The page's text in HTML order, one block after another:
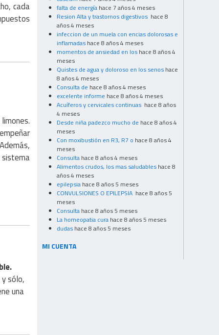
cada
sólo,
una
falta de energía hace 7 años 4 meses
Resion Alta y trastornos digestivos hace 8
años 4 meses
infeccion de un muela con encias dolorosas e
inflamadas hace 8 años 4 meses
momentos de ansiedad en los hace 8 años 4
meses
Quistes de agua y doloroso en los senos hace
8 años 4 meses
Consulta de hace 8 años 4 meses
excelente informe hace 8 años 4 meses
Acuíferos y cervicales continuas hace 8 años
4 meses
Desde niña padezco mucho de hace 8 años 4
meses
Con moxibustión en R3, R7 o hace 8 años 4
meses
Consulta hace 8 años 4 meses
Alimentos crudos, los mas saludables hace 8
años 4 meses
epilepsia hace 8 años 5 meses
CONVULSIONES O EPILEPSIA hace 8 años 5
meses
Consulta hace 8 años 5 meses
La homeopatia cura hace 8 años 5 meses
dudas hace 8 años 5 meses
MI CUENTA